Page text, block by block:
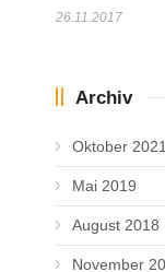
26.11.2017
Archiv
Oktober 2021
Mai 2019
August 2018
November